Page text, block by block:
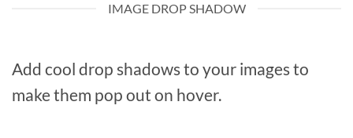
IMAGE DROP SHADOW
Add cool drop shadows to your images to
make them pop out on hover.